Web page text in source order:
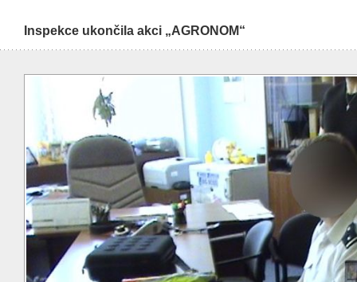
Inspekce ukončila akci „AGRONOM“